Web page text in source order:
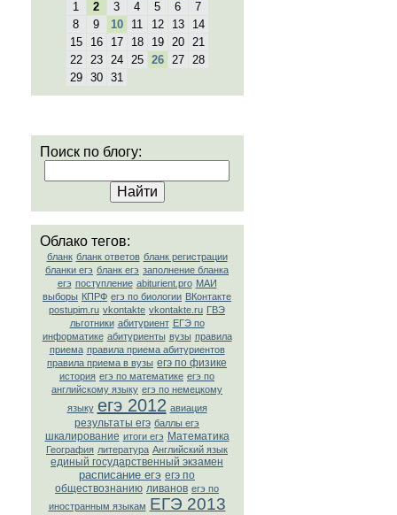
1
2 3 4 5 6
7
8
9 10 11 12 13
14
15
16 17 18 19 20
21
22
23 24 25 26 27
28
29
30 31
Поиск по блогу:
Облако тегов:
бланк бланк ответов бланк регистрации
бланки егэ бланк егэ заполнение бланка
егэ поступление abiturient.pro МАИ
выборы КПРФ егэ по биологии ВКонтакте
postupim.ru vkontakte vkontakte.ru ГВЭ
льготники абитуриент ЕГЭ по
информатике абитуриенты вузы правила
приема правила приема абитуриентов
правила приема в вузы егэ по физике
история егэ по математике егэ по
английскому языку егэ по немецкому
языку егэ 2012 авиация
результаты егэ баллы егэ
шкалирование итоги егэ Математика
География литература Английский язык
единый государственный экзамен
расписание егэ егэ по
обществознанию ливанов егэ по
иностранным языкам ЕГЭ 2013